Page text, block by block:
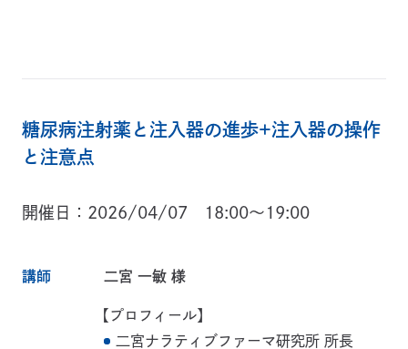
糖尿病注射薬と注入器の進歩+注入器の操作
と注意点
開催日 2026/04/07 18:00～19:00
講師 二宮 一敏 様
【プロフィール】
二宮ナラティブファーマ研究所 所長